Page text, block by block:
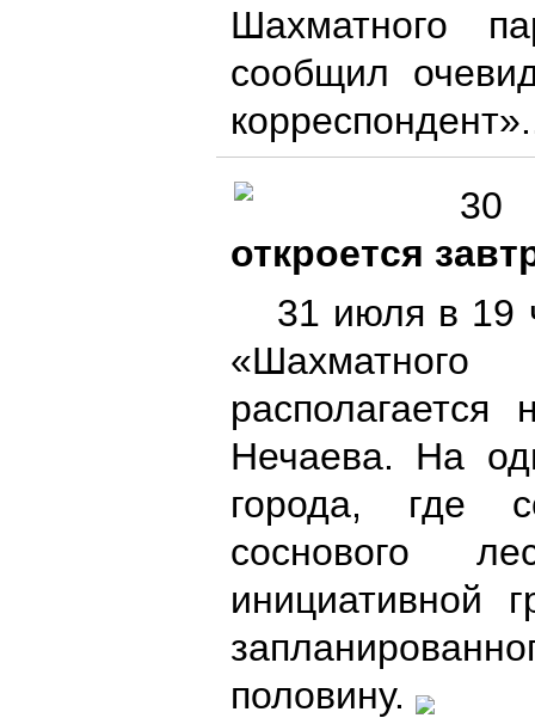
Шахматного
сообщил
30
откроется
31 июля в 19
Нечаева. На
города, где
соснового
инициативной
половину.